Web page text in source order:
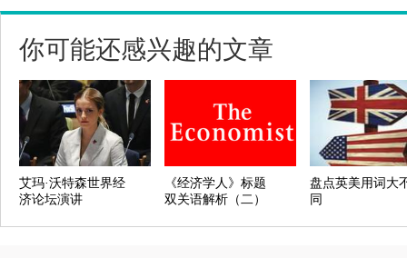
你可能还感兴趣的文章
艾玛·沃特森世界经
济论坛演讲
《经济学人》标题
双关语解析（二）
盘点英美用词大
同